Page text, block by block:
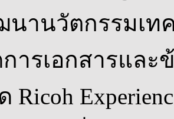
านวัตกรรมเท
ารเอกสารและ
Ricoh